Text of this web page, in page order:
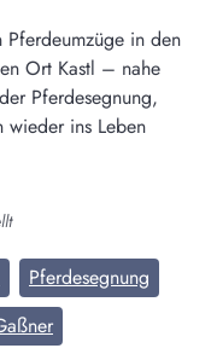
Pferdeumzüge in den
Ort Kastl – nahe
Pferdesegnung,
ins Leben
Pferdesegnung